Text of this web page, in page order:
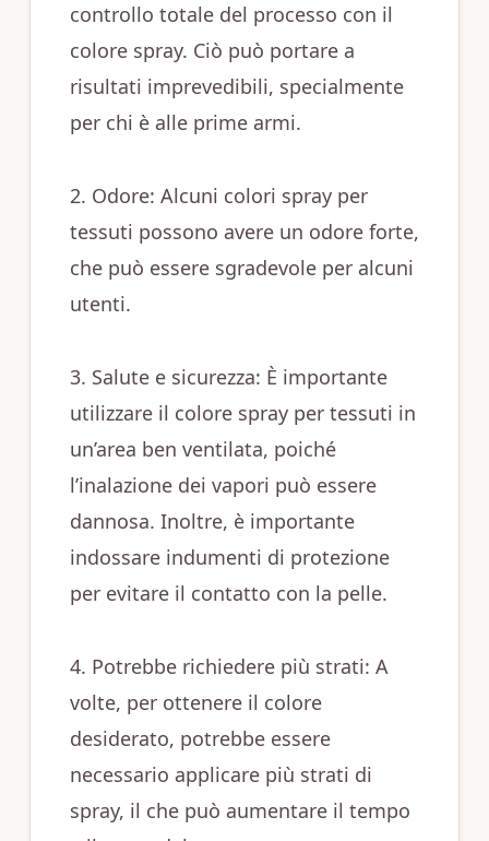
controllo totale del processo con il
colore spray. Ciò può portare a
risultati imprevedibili, specialmente
per chi è alle prime armi.
2. Odore: Alcuni colori spray per
tessuti possono avere un odore forte,
che può essere sgradevole per alcuni
utenti.
3. Salute e sicurezza: È importante
utilizzare il colore spray per tessuti in
un’area ben ventilata, poiché
l’inalazione dei vapori può essere
dannosa. Inoltre, è importante
indossare indumenti di protezione
per evitare il contatto con la pelle.
4. Potrebbe richiedere più strati: A
volte, per ottenere il colore
desiderato, potrebbe essere
necessario applicare più strati di
spray, il che può aumentare il tempo